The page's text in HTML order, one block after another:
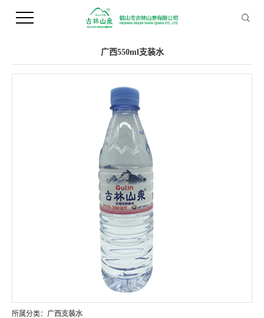
您当前的位置 ： 首 页>>产品中心>>支装水
广西550ml支装水
所属分类： 广西支装水